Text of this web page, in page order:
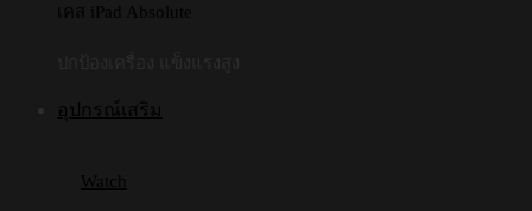
เคส iPad Absolute
อุปกรณ์เสริม
Watch